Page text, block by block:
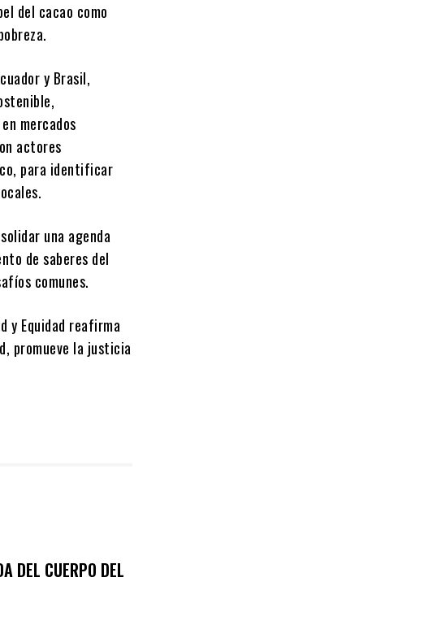
del cacao como
y Brasil,
mercados
actores
para identificar
una agenda
de saberes del
comunes.
y Equidad reafirma
promueve la justicia
DEL CUERPO DEL